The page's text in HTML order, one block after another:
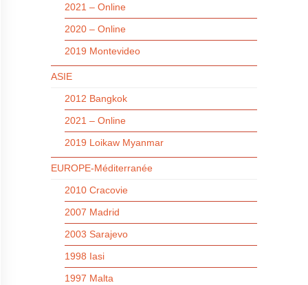
2021 – Online
2020 – Online
2019 Montevideo
ASIE
2012 Bangkok
2021 – Online
2019 Loikaw Myanmar
EUROPE-Méditerranée
2010 Cracovie
2007 Madrid
2003 Sarajevo
1998 Iasi
1997 Malta